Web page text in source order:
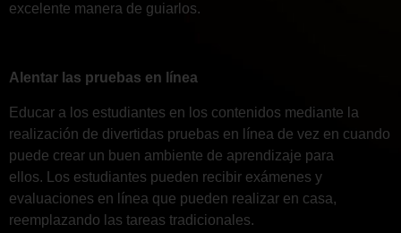
excelente manera de guiarlos.
Alentar las pruebas en línea
Educar a los estudiantes en los contenidos mediante la
realización de divertidas pruebas en línea de vez en cuando
puede crear un buen ambiente de aprendizaje para
ellos. Los estudiantes pueden recibir exámenes y
evaluaciones en línea que pueden realizar en casa,
reemplazando las tareas tradicionales.